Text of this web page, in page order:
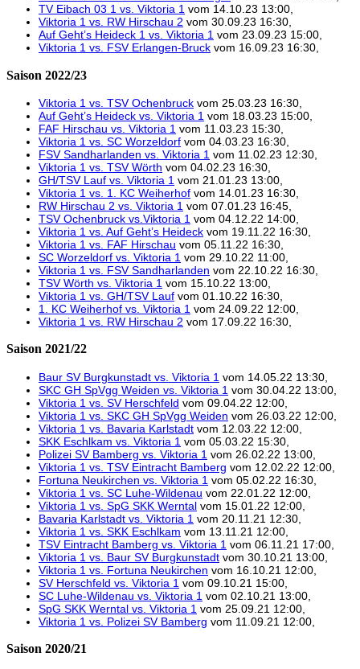
TV Eibach 03 1 vs. Viktoria 1 vom 14.10.23 13:00,
Viktoria 1 vs. RW Hirschau 2 vom 30.09.23 16:30,
Auf Geht’s Heideck 1 vs. Viktoria 1 vom 23.09.23 15:00,
Viktoria 1 vs. FSV Erlangen-Bruck vom 16.09.23 16:30,
Saison 2022/23
Viktoria 1 vs. TSV Ochenbruck vom 25.03.23 16:30,
Auf Geht’s Heideck vs. Viktoria 1 vom 18.03.23 15:00,
FAF Hirschau vs. Viktoria 1 vom 11.03.23 15:30,
Viktoria 1 vs. SC Worzeldorf vom 04.03.23 16:30,
FSV Sandharlanden vs. Viktoria 1 vom 11.02.23 12:30,
Viktoria 1 vs. TSV Wörth vom 04.02.23 16:30,
GH/TSV Lauf vs. Viktoria 1 vom 21.01.23 13:00,
Viktoria 1 vs. 1. KC Weiherhof vom 14.01.23 16:30,
RW Hirschau 2 vs. Viktoria 1 vom 07.01.23 16:45,
TSV Ochenbruck vs.Viktoria 1 vom 04.12.22 14:00,
Viktoria 1 vs. Auf Geht’s Heideck vom 19.11.22 16:30,
Viktoria 1 vs. FAF Hirschau vom 05.11.22 16:30,
SC Worzeldorf vs. Viktoria 1 vom 29.10.22 11:00,
Viktoria 1 vs. FSV Sandharlanden vom 22.10.22 16:30,
TSV Wörth vs. Viktoria 1 vom 15.10.22 13:00,
Viktoria 1 vs. GH/TSV Lauf vom 01.10.22 16:30,
1. KC Weiherhof vs. Viktoria 1 vom 24.09.22 12:00,
Viktoria 1 vs. RW Hirschau 2 vom 17.09.22 16:30,
Saison 2021/22
Baur SV Burgkunstadt vs. Viktoria 1 vom 14.05.22 13:30,
SKC GH SpVgg Weiden vs. Viktoria 1 vom 30.04.22 13:00,
Viktoria 1 vs. SV Herschfeld vom 09.04.22 12:00,
Viktoria 1 vs. SKC GH SpVgg Weiden vom 26.03.22 12:00,
Viktoria 1 vs. Bavaria Karlstadt vom 12.03.22 12:00,
SKK Eschlkam vs. Viktoria 1 vom 05.03.22 15:30,
Polizei SV Bamberg vs. Viktoria 1 vom 26.02.22 13:00,
Viktoria 1 vs. TSV Eintracht Bamberg vom 12.02.22 12:00,
Fortuna Neukirchen vs. Viktoria 1 vom 05.02.22 16:30,
Viktoria 1 vs. SC Luhe-Wildenau vom 22.01.22 12:00,
Viktoria 1 vs. SpG SKK Werntal vom 15.01.22 12:00,
Bavaria Karlstadt vs. Viktoria 1 vom 20.11.21 12:30,
Viktoria 1 vs. SKK Eschlkam vom 13.11.21 12:00,
TSV Eintracht Bamberg vs. Viktoria 1 vom 06.11.21 17:00,
Viktoria 1 vs. Baur SV Burgkunstadt vom 30.10.21 13:00,
Viktoria 1 vs. Fortuna Neukirchen vom 16.10.21 12:00,
SV Herschfeld vs. Viktoria 1 vom 09.10.21 15:00,
SC Luhe-Wildenau vs. Viktoria 1 vom 02.10.21 13:00,
SpG SKK Werntal vs. Viktoria 1 vom 25.09.21 12:00,
Viktoria 1 vs. Polizei SV Bamberg vom 11.09.21 12:00,
Saison 2020/21